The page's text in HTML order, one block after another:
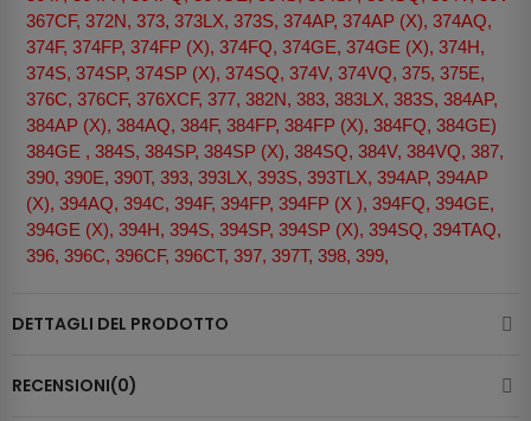
367CF, 372N, 373, 373LX, 373S, 374AP, 374AP (X), 374AQ,
374F, 374FP, 374FP (X), 374FQ, 374GE, 374GE (X), 374H,
374S, 374SP, 374SP (X), 374SQ, 374V, 374VQ, 375, 375E,
376C, 376CF, 376XCF, 377, 382N, 383, 383LX, 383S, 384AP,
384AP (X), 384AQ, 384F, 384FP, 384FP (X), 384FQ, 384GE)
384GE , 384S, 384SP, 384SP (X), 384SQ, 384V, 384VQ, 387,
390, 390E, 390T, 393, 393LX, 393S, 393TLX, 394AP, 394AP
(X), 394AQ, 394C, 394F, 394FP, 394FP (X ), 394FQ, 394GE,
394GE (X), 394H, 394S, 394SP, 394SP (X), 394SQ, 394TAQ,
396, 396C, 396CF, 396CT, 397, 397T, 398, 399,
DETTAGLI DEL PRODOTTO
RECENSIONI(0)